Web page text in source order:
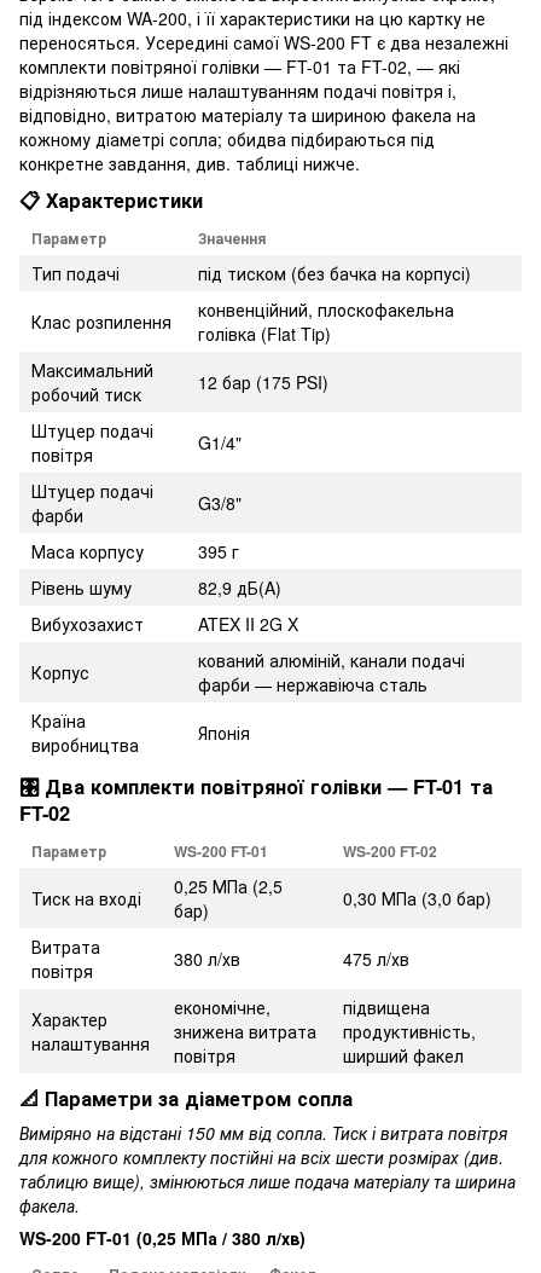
під індексом WA-200, і її характеристики на цю картку не
переносяться. Усередині самої WS-200 FT є два незалежні
комплекти повітряної голівки — FT-01 та FT-02, — які
відрізняються лише налаштуванням подачі повітря і,
відповідно, витратою матеріалу та шириною факела на
кожному діаметрі сопла; обидва підбираються під
конкретне завдання, див. таблиці нижче.
📋 Характеристики
Параметр Значення
Тип подачі
під тиском (без бачка на корпусі)
Клас розпилення
конвенційний, плоскофакельна
голівка (Flat Tip)
Максимальний
робочий тиск
12 бар (175 PSI)
Штуцер подачі
повітря
G1/4"
Штуцер подачі
фарби
G3/8"
Маса корпусу
395 г
Рівень шуму
82,9 дБ(A)
Вибухозахист
ATEX II 2G X
Корпус
кований алюміній, канали подачі
фарби — нержавіюча сталь
Країна
виробництва
Японія
🎛️ Два комплекти повітряної голівки — FT-01 та
FT-02
Параметр WS-200 FT-01 WS-200 FT-02
Тиск на вході
0,25 МПа (2,5
бар)
0,30 МПа (3,0 бар)
Витрата
повітря
380 л/хв 475 л/хв
Характер
налаштування
економічне,
знижена витрата
повітря
підвищена
продуктивність,
ширший факел
📐 Параметри за діаметром сопла
Виміряно на відстані 150 мм від сопла. Тиск і витрата повітря
для кожного комплекту постійні на всіх шести розмірах (див.
таблицю вище), змінюються лише подача матеріалу та ширина
факела.
WS-200 FT-01 (0,25 МПа / 380 л/хв)